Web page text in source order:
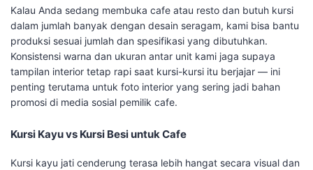
Kalau Anda sedang membuka cafe atau resto dan butuh kursi
dalam jumlah banyak dengan desain seragam, kami bisa bantu
produksi sesuai jumlah dan spesifikasi yang dibutuhkan.
Konsistensi warna dan ukuran antar unit kami jaga supaya
tampilan interior tetap rapi saat kursi-kursi itu berjajar — ini
penting terutama untuk foto interior yang sering jadi bahan
promosi di media sosial pemilik cafe.
Kursi Kayu vs Kursi Besi untuk Cafe
Kursi kayu jati cenderung terasa lebih hangat secara visual dan